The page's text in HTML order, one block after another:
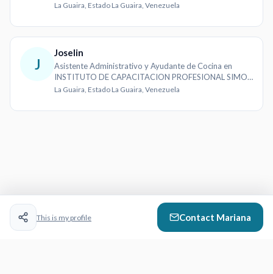
La Guaira, Estado La Guaira, Venezuela
J
Joselin
Asistente Administrativo y Ayudante de Cocina en
INSTITUTO DE CAPACITACION PROFESIONAL SIMON
BOLIVAR
La Guaira, Estado La Guaira, Venezuela
This is my profile Contact Mariana